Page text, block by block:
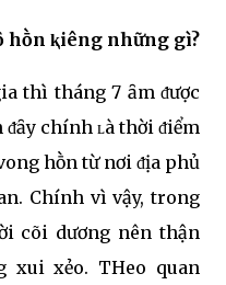
hṑn ⱪiêng những gì?
thì tháng 7 ȃm ᵭược
chính ʟà thời ᵭiểm
hṑn từ nơi ᵭịa phủ
Chính vì vậy, trong
cõi dương nên thận
xui xẻo. THeo quan